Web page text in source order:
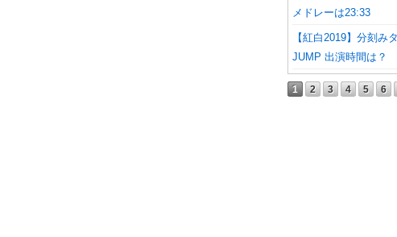
メドレーは23:33
【紅白2019】分刻み
JUMP 出演時間は？
1 2 3 4 5 6